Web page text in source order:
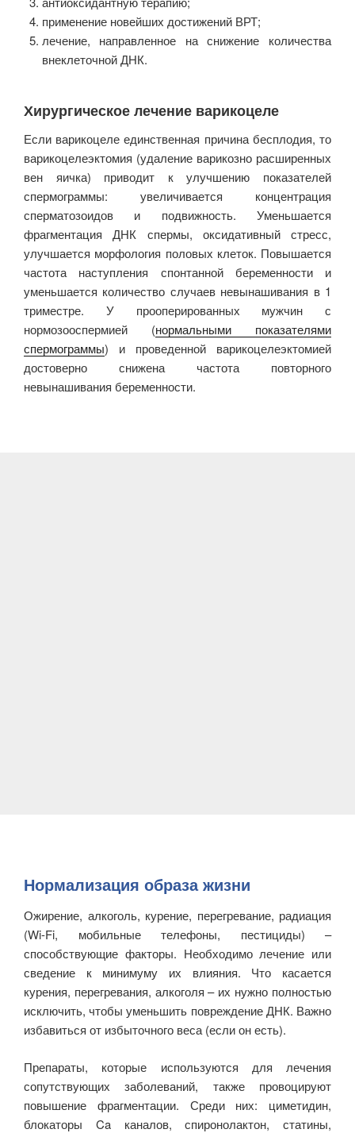
применение новейших достижений ВРТ;
лечение, направленное на снижение количества
внеклеточной ДНК.
Хирургическое лечение варикоцеле
Если варикоцеле единственная причина бесплодия, то
варикоцелеэктомия (удаление варикозно расширенных
вен яичка) приводит к улучшению показателей
спермограммы: увеличивается концентрация
сперматозоидов и подвижность. Уменьшается
фрагментация ДНК спермы, оксидативный стресс,
улучшается морфология половых клеток. Повышается
частота наступления спонтанной беременности и
уменьшается количество случаев невынашивания в 1
триместре. У прооперированных мужчин с
нормозооспермией (нормальными показателями
спермограммы) и проведенной варикоцелеэктомией
достоверно снижена частота повторного
невынашивания беременности.
Нормализация образа жизни
Ожирение, алкоголь, курение, перегревание, радиация
(Wi-Fi, мобильные телефоны, пестициды) –
способствующие факторы. Необходимо лечение или
сведение к минимуму их влияния. Что касается
курения, перегревания, алкоголя – их нужно полностью
исключить, чтобы уменьшить повреждение ДНК. Важно
избавиться от избыточного веса (если он есть).
Препараты, которые используются для лечения
сопутствующих заболеваний, также провоцируют
повышение фрагментации. Среди них: циметидин,
блокаторы Ca каналов, спиронолактон, статины,